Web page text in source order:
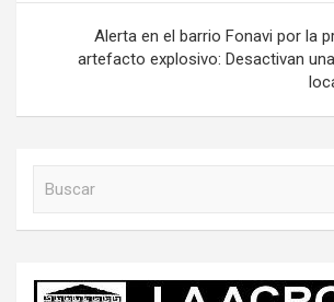
Alerta en el barrio Fonavi por la
artefacto explosivo: Desactivan
r